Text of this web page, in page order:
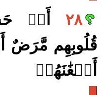
٢٨ أَمۡ
قُلُوبِهِم مَّرَضٌ
أَضۡغَٰنَهُمۡ